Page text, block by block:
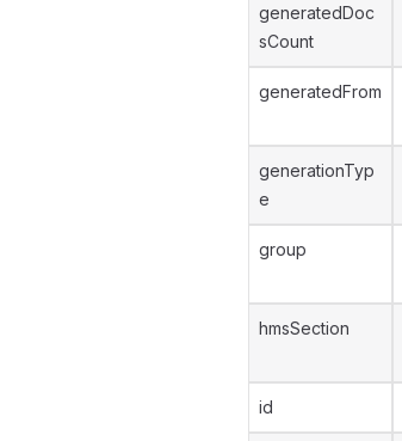
generatedDoc
sCount
generatedFrom
generationTyp
e
group
hmsSection
id